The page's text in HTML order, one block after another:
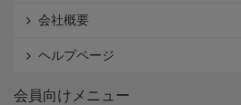
会社概要
ヘルプページ
会員向けメニュー